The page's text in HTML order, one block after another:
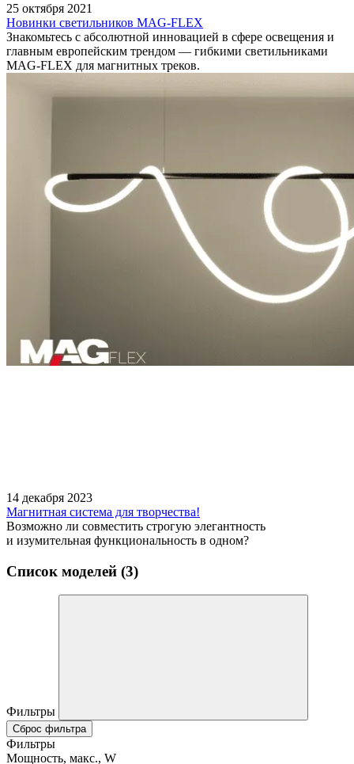
25 октября 2021
Новинки светильников MAG-FLEX
Знакомьтесь с абсолютной инновацией в сфере освещения и
главным европейским трендом — гибкими светильниками
MAG-FLEX для магнитных треков.
14 декабря 2023
Магнитная система для творчества!
Возможно ли совместить строгую элегантность
и изумительная функциональность в одном?
Список моделей (3)
Фильтры
Сброс фильтра
Фильтры
Мощность, макс., W